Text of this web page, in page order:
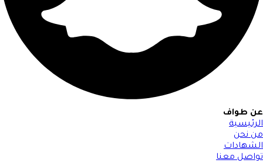
عن طواف
الرئيسية
من نحن
الشهادات
تواصل معنا